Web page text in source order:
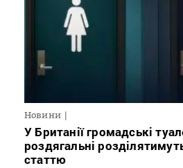
Новини
У Британії громадські
роздягальні
статтю